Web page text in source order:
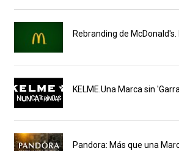
Rebranding de McDonald's.
KELME.Una Marca sin
Pandora: Más que una